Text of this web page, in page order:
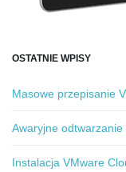
OSTATNIE WPISY
Masowe przepisanie
Awaryjne
Instalacja VMware